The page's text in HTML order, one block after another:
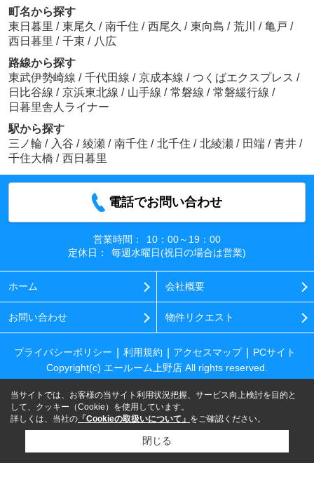
町名から探す
東日暮里 / 東尾久 / 南千住 / 西尾久 / 東向島 / 荒川 / 亀戸 /
西日暮里 / 千束 / 八広
路線から探す
東武伊勢崎線 / 千代田線 / 京成本線 / つくばエクスプレス /
日比谷線 / 京浜東北線 / 山手線 / 常磐線 / 常磐緩行線 /
日暮里舎人ライナー
駅から探す
三ノ輪 / 入谷 / 綾瀬 / 南千住 / 北千住 / 北綾瀬 / 田端 / 青井 /
千住大橋 / 西日暮里
電話でお問い合わせ
営業時間：
10：00～19：00
定休日：
毎週水曜日(祝日の場合は営業)
ホーム 会社概要
お問い合わせ 物件リクエスト
プライバシーポリシー 利用規約 アクセスマップ
PCサイト
Copyright(c) エールーム上野店 All rights reserved.
当サイトでは、お客様の当サイト利用状況把握、サービス向上検討を目的と
して、クッキー（Cookie）を使用しています。
詳しくは、当社の 「Cookieの取扱いについて」 をご確認ください。
閉じる